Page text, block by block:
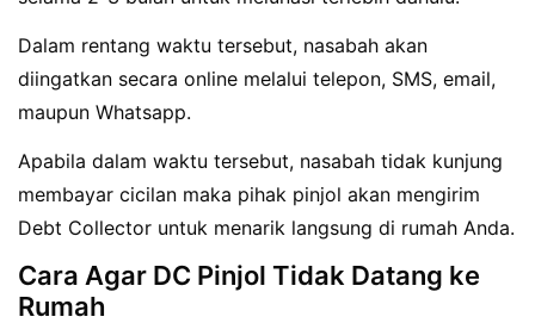
Dalam rentang waktu tersebut, nasabah akan
diingatkan secara online melalui telepon, SMS, email,
maupun Whatsapp.
Apabila dalam waktu tersebut, nasabah tidak kunjung
membayar cicilan maka pihak pinjol akan mengirim
Debt Collector untuk menarik langsung di rumah Anda.
Cara Agar DC Pinjol Tidak Datang ke
Rumah